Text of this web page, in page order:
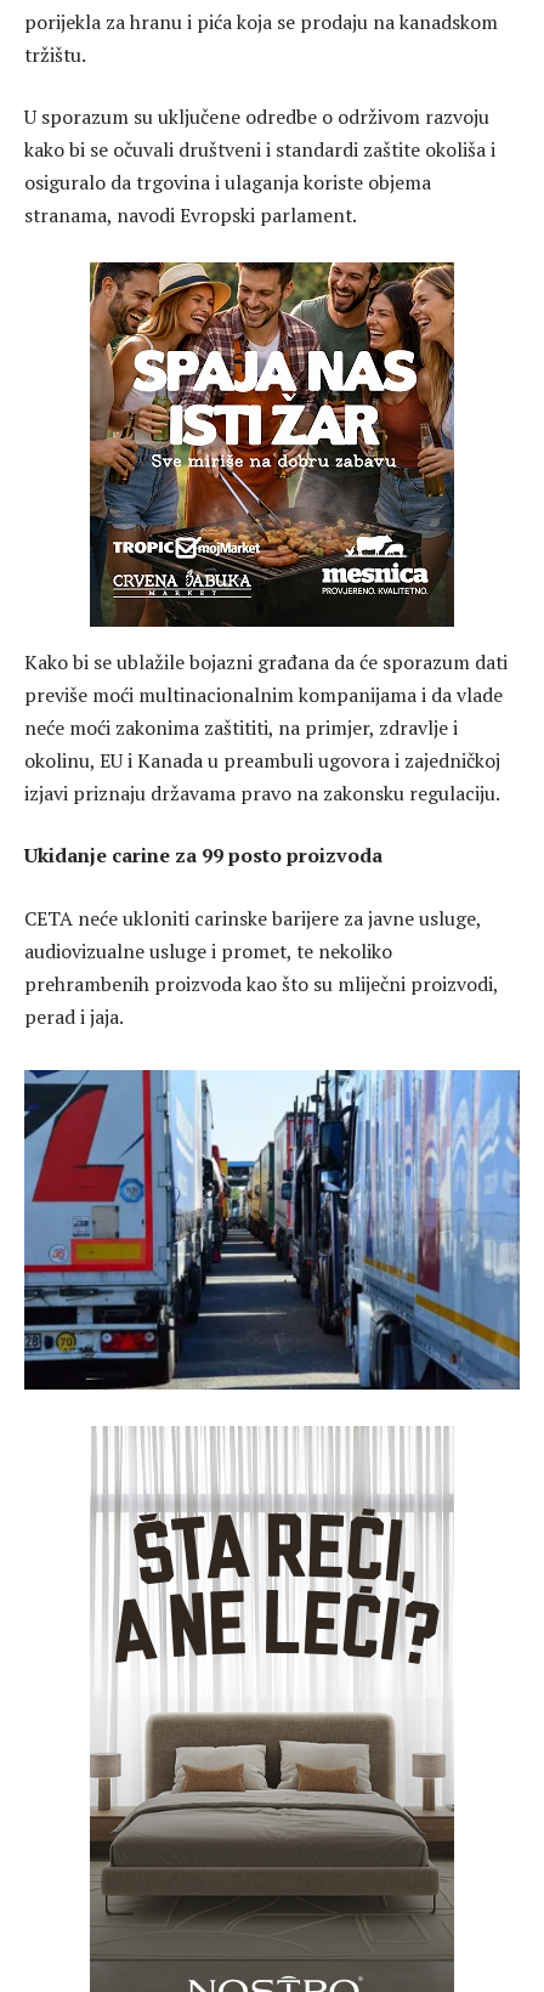
porijekla za hranu i pića koja se prodaju na kanadskom
tržištu.
U sporazum su uključene odredbe o održivom razvoju
kako bi se očuvali društveni i standardi zaštite okoliša i
osiguralo da trgovina i ulaganja koriste objema
stranama, navodi Evropski parlament.
Kako bi se ublažile bojazni građana da će sporazum dati
previše moći multinacionalnim kompanijama i da vlade
neće moći zakonima zaštititi, na primjer, zdravlje i
okolinu, EU i Kanada u preambuli ugovora i zajedničkoj
izjavi priznaju državama pravo na zakonsku regulaciju.
Ukidanje carine za 99 posto proizvoda
CETA neće ukloniti carinske barijere za javne usluge,
audiovizualne usluge i promet, te nekoliko
prehrambenih proizvoda kao što su mliječni proizvodi,
perad i jaja.